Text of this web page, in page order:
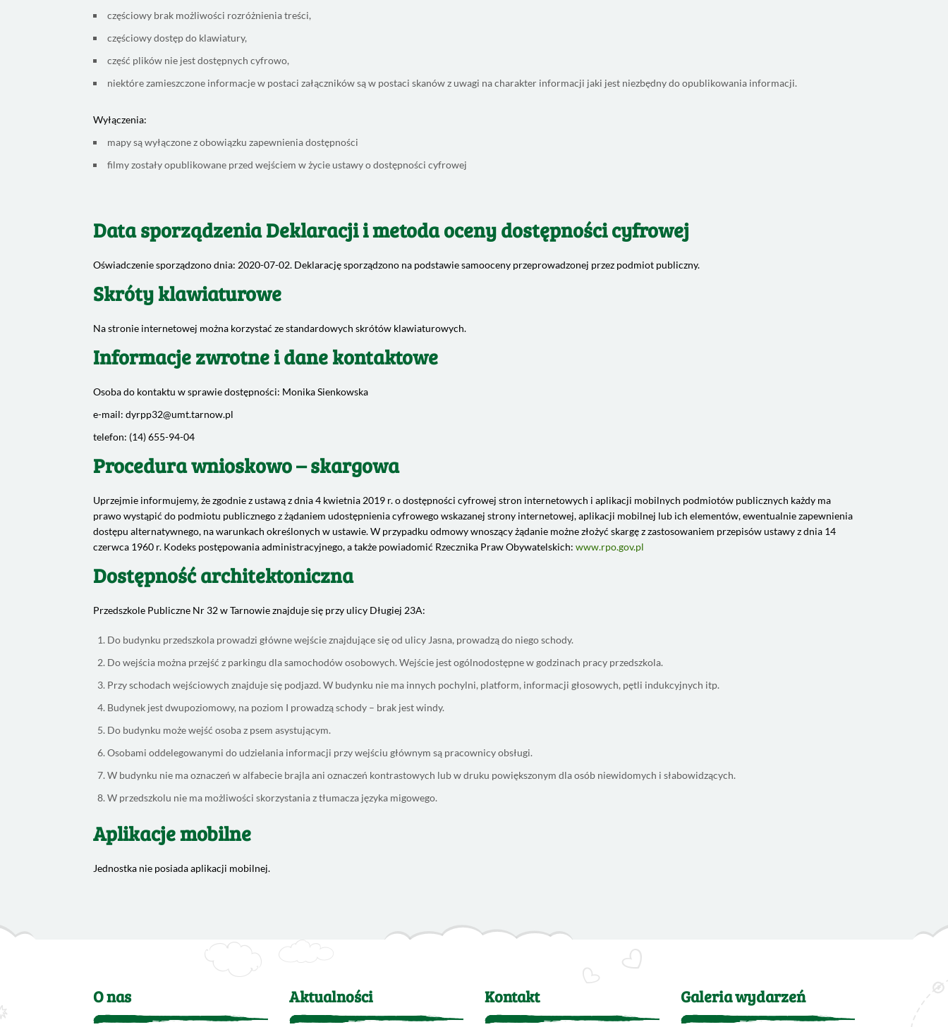
częściowy brak możliwości rozróżnienia treści,
częściowy dostęp do klawiatury,
część plików nie jest dostępnych cyfrowo,
niektóre zamieszczone informacje w postaci załączników są w postaci skanów z uwagi na charakter informacji jaki jest niezbędny do opublikowania informacji.
Wyłączenia:
mapy są wyłączone z obowiązku zapewnienia dostępności
filmy zostały opublikowane przed wejściem w życie ustawy o dostępności cyfrowej
Data sporządzenia Deklaracji i metoda oceny dostępności cyfrowej
Oświadczenie sporządzono dnia: 2020-07-02. Deklarację sporządzono na podstawie samooceny przeprowadzonej przez podmiot publiczny.
Skróty klawiaturowe
Na stronie internetowej można korzystać ze standardowych skrótów klawiaturowych.
Informacje zwrotne i dane kontaktowe
Osoba do kontaktu w sprawie dostępności: Monika Sienkowska
e-mail: dyrpp32@umt.tarnow.pl
telefon: (14) 655-94-04
Procedura wnioskowo – skargowa
Uprzejmie informujemy, że zgodnie z ustawą z dnia 4 kwietnia 2019 r. o dostępności cyfrowej stron internetowych i aplikacji mobilnych podmiotów publicznych każdy ma
prawo wystąpić do podmiotu publicznego z żądaniem udostępnienia cyfrowego wskazanej strony internetowej, aplikacji mobilnej lub ich elementów, ewentualnie zapewnienia
dostępu alternatywnego, na warunkach określonych w ustawie. W przypadku odmowy wnoszący żądanie możne złożyć skargę z zastosowaniem przepisów ustawy z dnia 14
czerwca 1960 r. Kodeks postępowania administracyjnego, a także powiadomić Rzecznika Praw Obywatelskich: www.rpo.gov.pl
Dostępność architektoniczna
Przedszkole Publiczne Nr 32 w Tarnowie znajduje się przy ulicy Długiej 23A:
Do budynku przedszkola prowadzi główne wejście znajdujące się od ulicy Jasna, prowadzą do niego schody.
Do wejścia można przejść z parkingu dla samochodów osobowych. Wejście jest ogólnodostępne w godzinach pracy przedszkola.
Przy schodach wejściowych znajduje się podjazd. W budynku nie ma innych pochylni, platform, informacji głosowych, pętli indukcyjnych itp.
Budynek jest dwupoziomowy, na poziom I prowadzą schody – brak jest windy.
Do budynku może wejść osoba z psem asystującym.
Osobami oddelegowanymi do udzielania informacji przy wejściu głównym są pracownicy obsługi.
W budynku nie ma oznaczeń w alfabecie brajla ani oznaczeń kontrastowych lub w druku powiększonym dla osób niewidomych i słabowidzących.
W przedszkolu nie ma możliwości skorzystania z tłumacza języka migowego.
Aplikacje mobilne
Jednostka nie posiada aplikacji mobilnej.
O nas Aktualności Kontakt Galeria wydarzeń